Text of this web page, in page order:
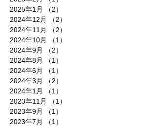
2025年1月
（2）
2024年12月
（2）
2024年11月
（2）
2024年10月
（1）
2024年9月
（2）
2024年8月
（1）
2024年6月
（1）
2024年3月
（2）
2024年1月
（1）
2023年11月
（1）
2023年9月
（1）
2023年7月
（1）